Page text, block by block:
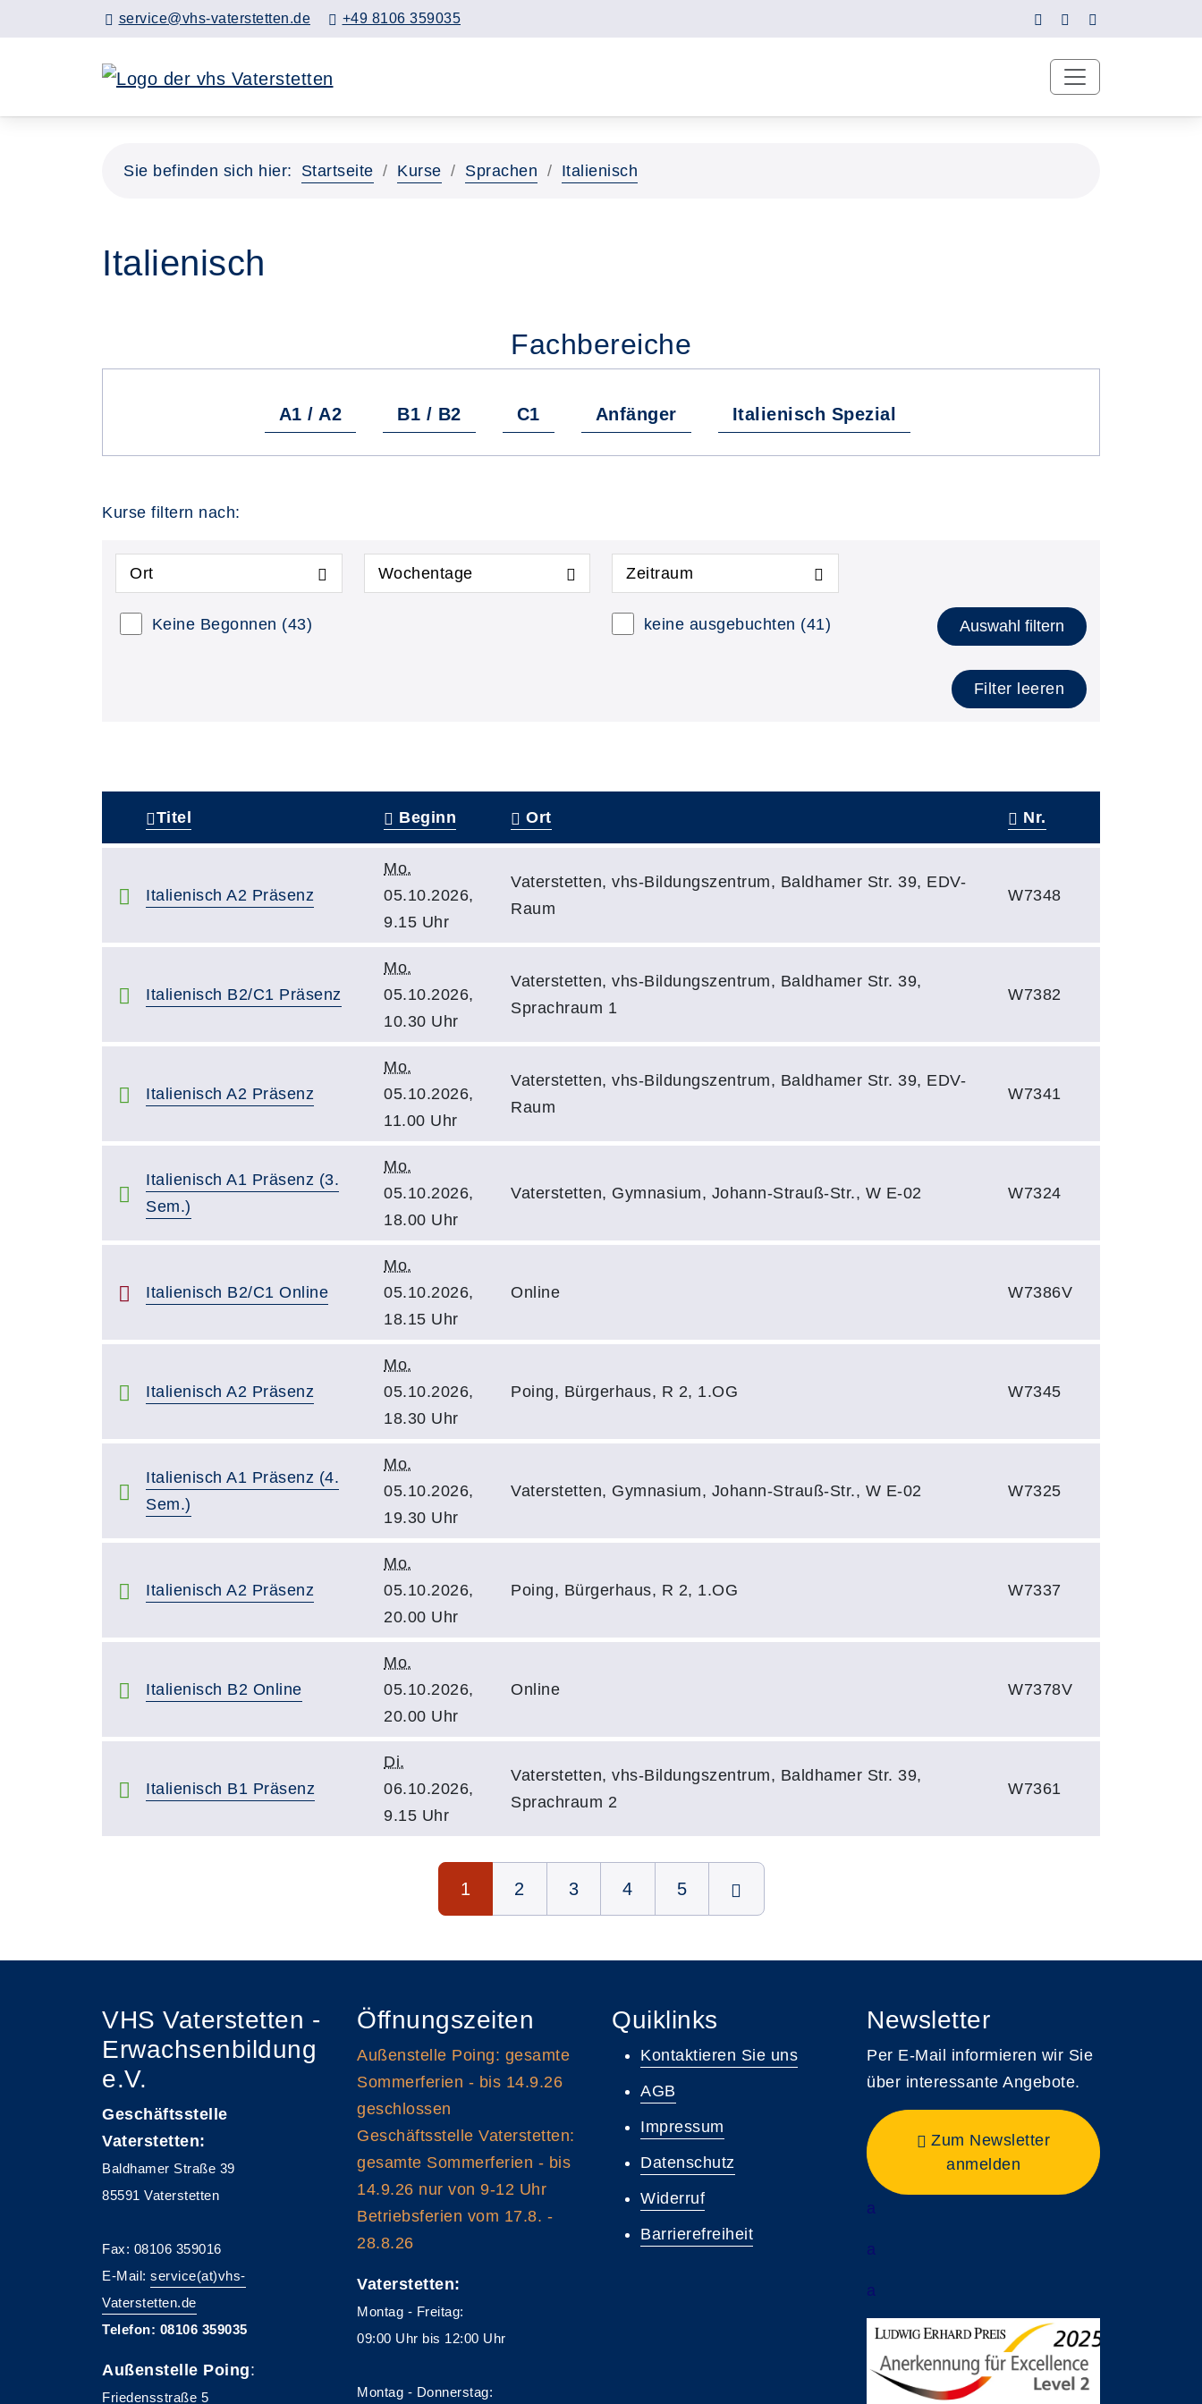
service@vhs-vaterstetten.de +49 8106 359035
Sie befinden sich hier: Startseite Kurse Sprachen Italienisch
Italienisch
Fachbereiche
A1 / A2 B1 / B2 C1 Anfänger Italienisch Spezial
Kurse filtern nach:
Ort Wochentage Zeitraum
Keine Begonnen (43) keine ausgebuchten (41) Auswahl filtern
Filter leeren
Titel Beginn Ort Nr.
Italienisch A2 Präsenz
Mo.
05.10.2026,
9.15 Uhr
Vaterstetten, vhs-Bildungszentrum, Baldhamer Str. 39, EDV-
Raum
W7348
Italienisch B2/C1 Präsenz
Mo.
05.10.2026,
10.30 Uhr
Vaterstetten, vhs-Bildungszentrum, Baldhamer Str. 39,
Sprachraum 1
W7382
Italienisch A2 Präsenz
Mo.
05.10.2026,
11.00 Uhr
Vaterstetten, vhs-Bildungszentrum, Baldhamer Str. 39, EDV-
Raum
W7341
Italienisch A1 Präsenz (3.
Sem.)
Mo.
05.10.2026,
18.00 Uhr
Vaterstetten, Gymnasium, Johann-Strauß-Str., W E-02 W7324
Italienisch B2/C1 Online
Mo.
05.10.2026,
18.15 Uhr
Online W7386V
Italienisch A2 Präsenz
Mo.
05.10.2026,
18.30 Uhr
Poing, Bürgerhaus, R 2, 1.OG W7345
Italienisch A1 Präsenz (4.
Sem.)
Mo.
05.10.2026,
19.30 Uhr
Vaterstetten, Gymnasium, Johann-Strauß-Str., W E-02 W7325
Italienisch A2 Präsenz
Mo.
05.10.2026,
20.00 Uhr
Poing, Bürgerhaus, R 2, 1.OG W7337
Italienisch B2 Online
Mo.
05.10.2026,
20.00 Uhr
Online W7378V
Italienisch B1 Präsenz
Di.
06.10.2026,
9.15 Uhr
Vaterstetten, vhs-Bildungszentrum, Baldhamer Str. 39,
Sprachraum 2
W7361
1 2 3 4 5
VHS Vaterstetten -
Erwachsenbildung
e.V.
Geschäftsstelle
Vaterstetten:
Baldhamer Straße 39
85591 Vaterstetten
Fax: 08106 359016
E-Mail: service(at)vhs-
Vaterstetten.de
Telefon: 08106 359035
Außenstelle Poing:
Friedensstraße 5
Öffnungszeiten
Außenstelle Poing: gesamte
Sommerferien - bis 14.9.26
geschlossen
Geschäftsstelle Vaterstetten:
gesamte Sommerferien - bis
14.9.26 nur von 9-12 Uhr
Betriebsferien vom 17.8. -
28.8.26
Vaterstetten:
Montag - Freitag:
09:00 Uhr bis 12:00 Uhr
Montag - Donnerstag:
Quiklinks
Kontaktieren Sie uns
AGB
Impressum
Datenschutz
Widerruf
Barrierefreiheit
Newsletter
Per E-Mail informieren wir Sie
über interessante Angebote.
Zum Newsletter
anmelden
a
a
a